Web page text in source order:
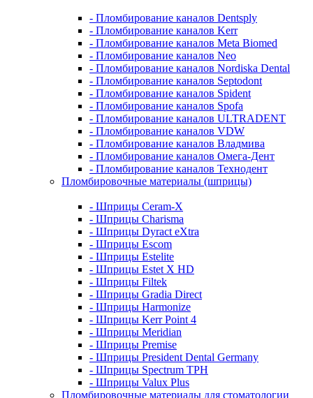
- Пломбирование каналов Dentsply
- Пломбирование каналов Kerr
- Пломбирование каналов Meta Biomed
- Пломбирование каналов Neo
- Пломбирование каналов Nordiska Dental
- Пломбирование каналов Septodont
- Пломбирование каналов Spident
- Пломбирование каналов Spofa
- Пломбирование каналов ULTRADENT
- Пломбирование каналов VDW
- Пломбирование каналов Владмива
- Пломбирование каналов Омега-Дент
- Пломбирование каналов Технодент
Пломбировочные материалы (шприцы)
- Шприцы Ceram-X
- Шприцы Charisma
- Шприцы Dyract eXtra
- Шприцы Escom
- Шприцы Estelite
- Шприцы Estet X HD
- Шприцы Filtek
- Шприцы Gradia Direct
- Шприцы Harmonize
- Шприцы Kerr Point 4
- Шприцы Meridian
- Шприцы Premise
- Шприцы President Dental Germany
- Шприцы Spectrum TPH
- Шприцы Valux Plus
Пломбировочные материалы для стоматологии